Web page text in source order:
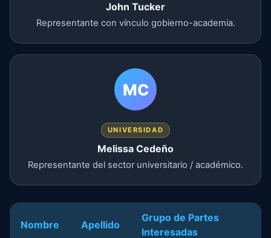
John Tucker
Representante con vínculo gobierno-academia.
MC
UNIVERSIDAD
Melissa Cedeño
Representante del sector universitario / académico.
Nombre Apellido
Grupo de Partes
Interesadas